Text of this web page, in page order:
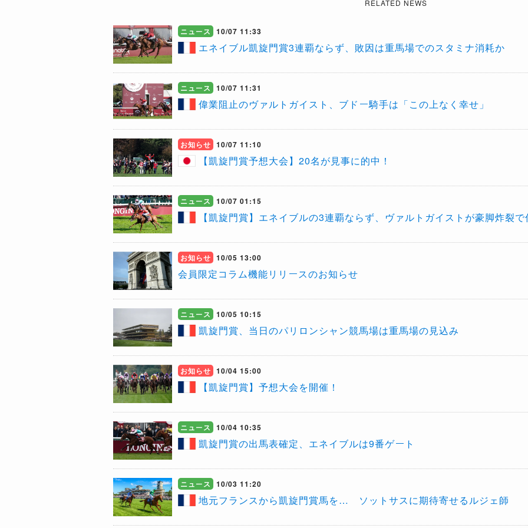
RELATED NEWS
ニュース 10/07 11:33
エネイブル凱旋門賞3連覇ならず、敗因は重馬場でのスタミナ消耗か
ニュース 10/07 11:31
偉業阻止のヴァルトガイスト、ブドー騎手は「この上なく幸せ」
お知らせ 10/07 11:10
【凱旋門賞予想大会】20名が見事に的中！
ニュース 10/07 01:15
【凱旋門賞】エネイブルの3連覇ならず、ヴァルトガイストが豪脚炸裂
お知らせ 10/05 13:00
会員限定コラム機能リリースのお知らせ
ニュース 10/05 10:15
​凱旋門賞、当日のパリロンシャン競馬場は重馬場の見込み
お知らせ 10/04 15:00
【凱旋門賞】予想大会を開催！
ニュース 10/04 10:35
​凱旋門賞の出馬表確定、エネイブルは9番ゲート
ニュース 10/03 11:20
地元フランスから凱旋門賞馬を… ソットサスに期待寄せるルジェ師